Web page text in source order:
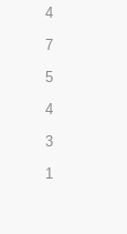
4
7
5
4
3
1